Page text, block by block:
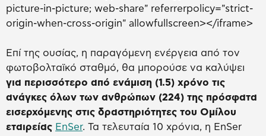
picture-in-picture; web-share" referrerpolicy="strict-
origin-when-cross-origin" allowfullscreen></iframe>
Επί της ουσίας, η παραγόμενη ενέργεια από τον
φωτοβολταϊκό σταθμό, θα μπορούσε να καλύψει
για περισσότερο από ενάμιση (1.5) χρόνο τις
ανάγκες όλων των ανθρώπων (224) της πρόσφατα
εισερχόμενης στις δραστηριότητες του Ομίλου
εταιρείας EnSer. Τα τελευταία 10 χρόνια, η EnSer